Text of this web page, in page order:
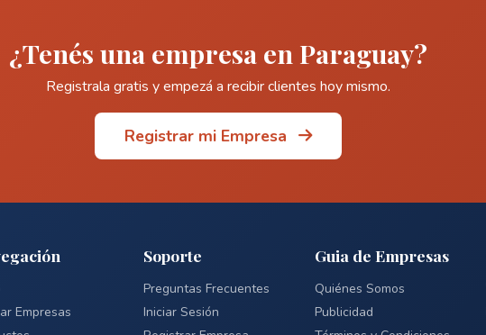
¿Tenés una empresa en Paraguay?
Registrala gratis y empezá a recibir clientes hoy mismo.
Registrar mi Empresa
Empresas
Soporte
Preguntas Frecuentes
Iniciar Sesión
Guia de Empresas
Quiénes Somos
Publicidad